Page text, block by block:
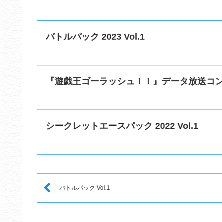
バトルパック 2023 Vol.1
『遊戯王ゴーラッシュ！！』データ放送コ
シークレットエースパック 2022 Vol.1
バトルパック Vol.1